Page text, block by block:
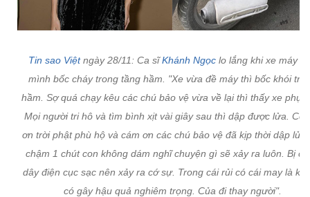
Tin sao Việtngày 28/11: Ca sĩKhánh Ngọc lo lắng khi xe máy
mình bốc cháy trong tầng hầm. "Xe vừa đề máy thì bốc khói
hầm. Sợ quá chạy kêu các chú bảo vệ vừa về lại thì thấy xe phụt
Mọi người tri hô và tìm bình xịt vài giây sau thì dập được lửa.
ơn trời phật phù hộ và cám ơn các chú bảo vệ đã kịp thời dập
chậm 1 chút con không dám nghĩ chuyện gì sẽ xảy ra luôn. Bị
dây điện cục sạc nên xảy ra cớ sự. Trong cái rủi có cái may là
có gây hậu quả nghiêm trọng. Của đi thay người".